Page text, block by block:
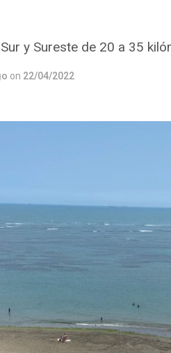
y Sureste de 20 a 35
on 22/04/2022